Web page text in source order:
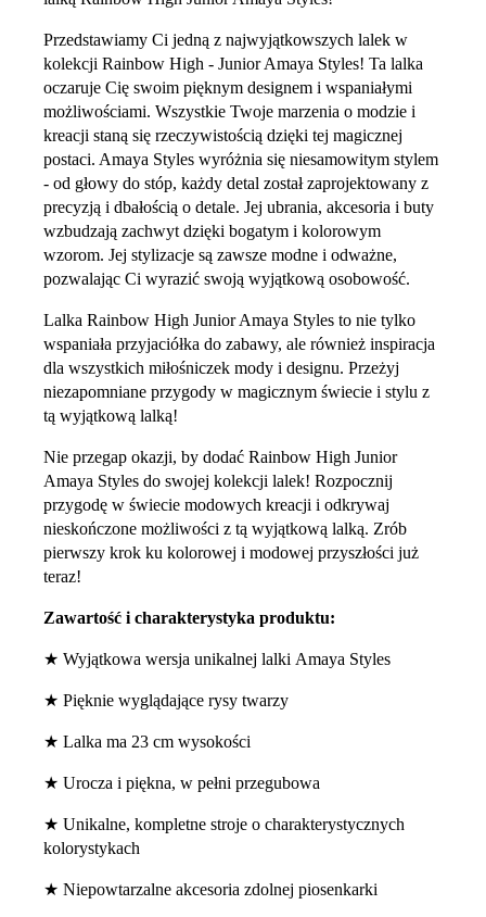
Przedstawiamy Ci jedną z najwyjątkowszych lalek w
kolekcji Rainbow High - Junior Amaya Styles! Ta lalka
oczaruje Cię swoim pięknym designem i wspaniałymi
możliwościami. Wszystkie Twoje marzenia o modzie i
kreacji staną się rzeczywistością dzięki tej magicznej
postaci. Amaya Styles wyróżnia się niesamowitym stylem
- od głowy do stóp, każdy detal został zaprojektowany z
precyzją i dbałością o detale. Jej ubrania, akcesoria i buty
wzbudzają zachwyt dzięki bogatym i kolorowym
wzorom. Jej stylizacje są zawsze modne i odważne,
pozwalając Ci wyrazić swoją wyjątkową osobowość.
Lalka Rainbow High Junior Amaya Styles to nie tylko
wspaniała przyjaciółka do zabawy, ale również inspiracja
dla wszystkich miłośniczek mody i designu. Przeżyj
niezapomniane przygody w magicznym świecie i stylu z
tą wyjątkową lalką!
Nie przegap okazji, by dodać Rainbow High Junior
Amaya Styles do swojej kolekcji lalek! Rozpocznij
przygodę w świecie modowych kreacji i odkrywaj
nieskończone możliwości z tą wyjątkową lalką. Zrób
pierwszy krok ku kolorowej i modowej przyszłości już
teraz!
Zawartość i charakterystyka produktu:
★ Wyjątkowa wersja unikalnej lalki Amaya Styles
★ Pięknie wyglądające rysy twarzy
★ Lalka ma 23 cm wysokości
★ Urocza i piękna, w pełni przegubowa
★ Unikalne, kompletne stroje o charakterystycznych
kolorystykach
★ Niepowtarzalne akcesoria zdolnej piosenkarki